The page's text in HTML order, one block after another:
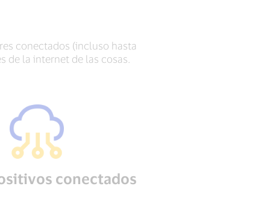
conectados (incluso hasta
de la internet de las cosas.
conectados